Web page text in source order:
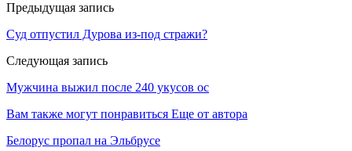
Предыдущая запись
Суд отпустил Дурова из-под стражи?
Следующая запись
Мужчина выжил после 240 укусов ос
Вам также могут понравиться Еще от автора
Белорус пропал на Эльбрусе